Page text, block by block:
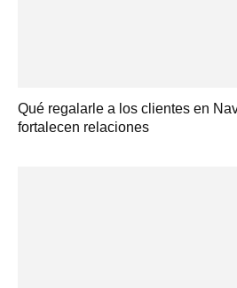
Qué regalarle a los clientes en
fortalecen relaciones